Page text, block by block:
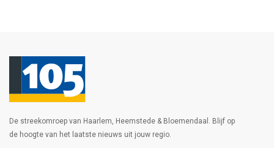
De streekomroep van Haarlem, Heemstede & Bloemendaal. Blijf op
de hoogte van het laatste nieuws uit jouw regio.